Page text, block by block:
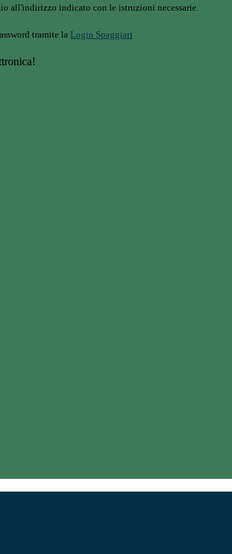
all'indirizzo indicato con le istruzioni necessarie.
tramite la Login Spaggiari